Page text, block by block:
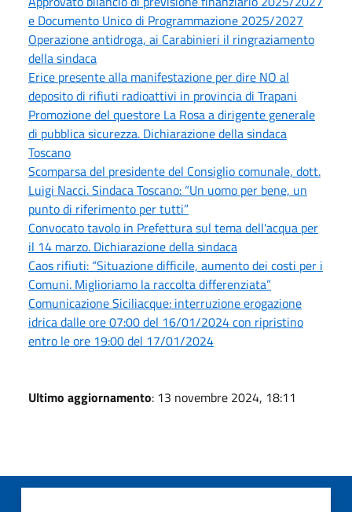
e Documento Unico di Programmazione 2025/2027
Operazione antidroga, ai Carabinieri il ringraziamento
della sindaca
Erice presente alla manifestazione per dire NO al
deposito di rifiuti radioattivi in provincia di Trapani
Promozione del questore La Rosa a dirigente generale
di pubblica sicurezza. Dichiarazione della sindaca
Toscano
Scomparsa del presidente del Consiglio comunale, dott.
Luigi Nacci. Sindaca Toscano: “Un uomo per bene, un
punto di riferimento per tutti”
Convocato tavolo in Prefettura sul tema dell'acqua per
il 14 marzo. Dichiarazione della sindaca
Caos rifiuti: “Situazione difficile, aumento dei costi per i
Comuni. Miglioriamo la raccolta differenziata”
Comunicazione Siciliacque: interruzione erogazione
idrica dalle ore 07:00 del 16/01/2024 con ripristino
entro le ore 19:00 del 17/01/2024
Ultimo aggiornamento: 13 novembre 2024, 18:11